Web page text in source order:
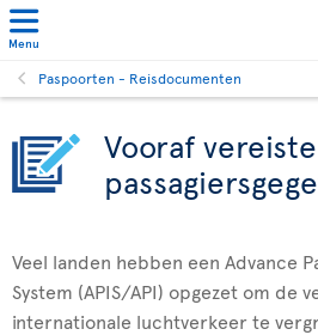
Menu
Paspoorten - Reisdocumenten
Vooraf vereiste
Veel landen hebben een Advance
System (APIS/API) opgezet om de
internationale luchtverkeer te